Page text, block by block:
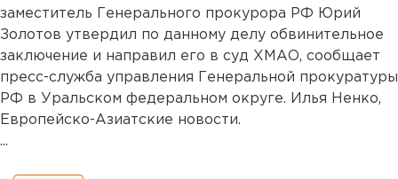
заместитель Генерального прокурора РФ Юрий
Золотов утвердил по данному делу обвинительное
заключение и направил его в суд ХМАО, сообщает
пресс-служба управления Генеральной прокуратуры
РФ в Уральском федеральном округе. Илья Ненко,
Европейско-Азиатские новости.
...